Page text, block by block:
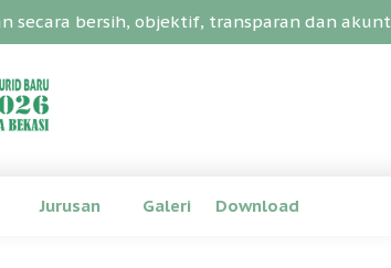
bersih, objektif, transparan dan
Jurusan Galeri Download